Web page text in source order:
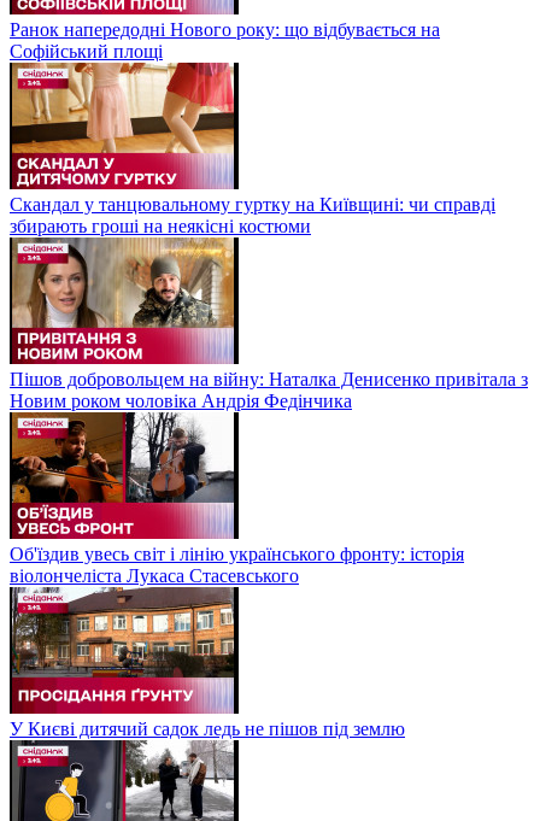
Ранок напередодні Нового року: що відбувається на
Софійський площі
Скандал у танцювальному гуртку на Київщині: чи справді
збирають гроші на неякісні костюми
Пішов добровольцем на війну: Наталка Денисенко привітала з
Новим роком чоловіка Андрія Федінчика
Об'їздив увесь світ і лінію українського фронту: історія
віолончеліста Лукаса Стасевського
У Києві дитячий садок ледь не пішов під землю